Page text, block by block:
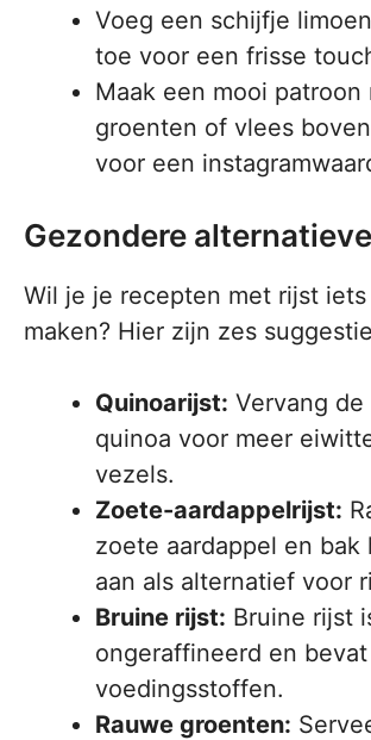
Voeg een schijfje
toe voor een frisse
Maak een mooi patroon
groenten of vlees
voor een
Gezondere
Wil je je recepten met rijst
maken? Hier zijn zes
Quinoarijst: Vervang
quinoa voor meer
vezels.
Zoete-aardappelrijst:
zoete aardappel en bak
aan als alternatief voor
Bruine rijst: Bruine rijst
ongeraffineerd en
voedingsstoffen.
Rauwe groenten: